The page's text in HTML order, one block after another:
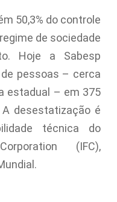
50,3% do controle
de sociedade
Hoje a Sabesp
pessoas – cerca
estadual – em 375
desestatização é
técnica do
(IFC),